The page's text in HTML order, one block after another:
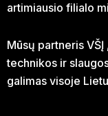
artimiausio filialo
Mūsų partneris
technikos ir
galimas visoje